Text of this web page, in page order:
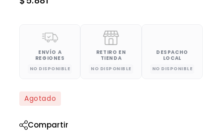
ENVÍO A
REGIONES
NO DISPONIBLE
RETIRO EN
TIENDA
NO DISPONIBLE
DESPACHO
LOCAL
NO DISPONIBLE
Agotado
Compartir